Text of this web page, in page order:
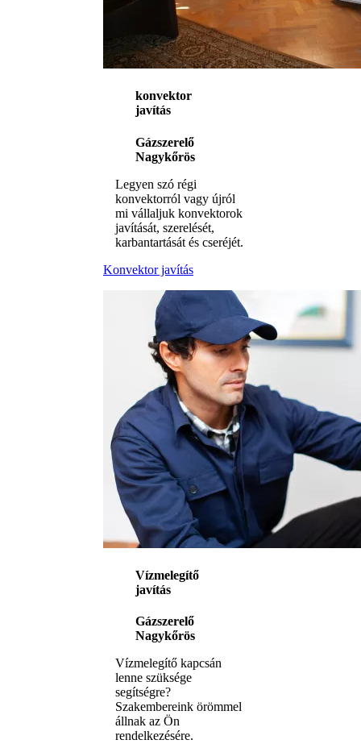
konvektor
javítás
Gázszerelő
Nagykőrös
Legyen szó régi
konvektorról vagy újról
mi vállaljuk konvektorok
javítását, szerelését,
karbantartását és cseréjét.
Konvektor javítás
Vízmelegítő
javítás
Gázszerelő
Nagykőrös
Vízmelegítő kapcsán
lenne szüksége
segítségre?
Szakembereink örömmel
állnak az Ön
rendelkezésére.